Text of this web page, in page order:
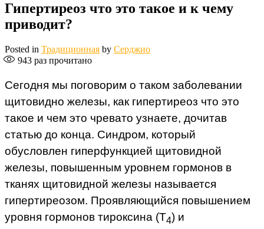
Гипертиреоз что это такое и к чему
приводит?
Posted in Традиционная by Серджио
943 раз прочитано
Сегодня мы поговорим о таком заболевании
щитовидно железы, как гипертиреоз что это
такое и чем это чревато узнаете, дочитав
статью до конца. Синдром, который
обусловлен гиперфункцией щитовидной
железы, повышенным уровнем гормонов в
тканях щитовидной железы называется
гипертиреозом. Проявляющийся повышением
уровня гормонов тироксина (Т4) и